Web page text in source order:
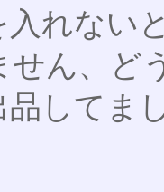
入れない
せん、ど
品してま